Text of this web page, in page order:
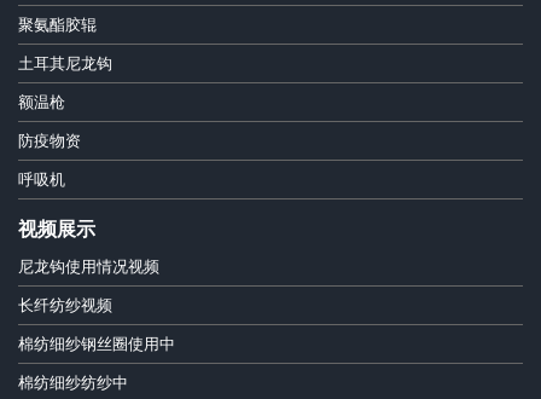
聚氨酯胶辊
土耳其尼龙钩
额温枪
防疫物资
呼吸机
视频展示
尼龙钩使用情况视频
长纤纺纱视频
棉纺细纱钢丝圈使用中
棉纺细纱纺纱中